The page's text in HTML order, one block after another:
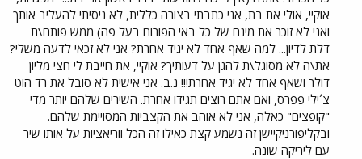
אוקיי, אולי את בת, אני כתבתי בצורה כללית, לא ניסיתי להעליב אותך
ואני לא זוכר את מינם של כל באי הפורום בעל פה) ממש פותח\ת
דלת לדיון... למה שאף אחד לא יגיד אחרת? אני לא זכאי לדעה משלי?
את\ה לא מסוגל\ת להגן על דעותיך? אוקיי, את חייבת לי חצי מליון
דולר ושאף אחד לא יגיד אחרת!!! נ.ב. אני אישית לא סובל את רד הוט
צ´ילי פפרס, ואם אתם רוצים תגידו אחרת. השירים שלהם יותר מדי
"קופצים" כאלה, אני לא אוהב את הקצביות המסויימת שלהם.
ובקליפורניקיישן זה נשמע קצת כאילו זה הכל ווריאציות על אותו שיר
עם ליריקה שונה.